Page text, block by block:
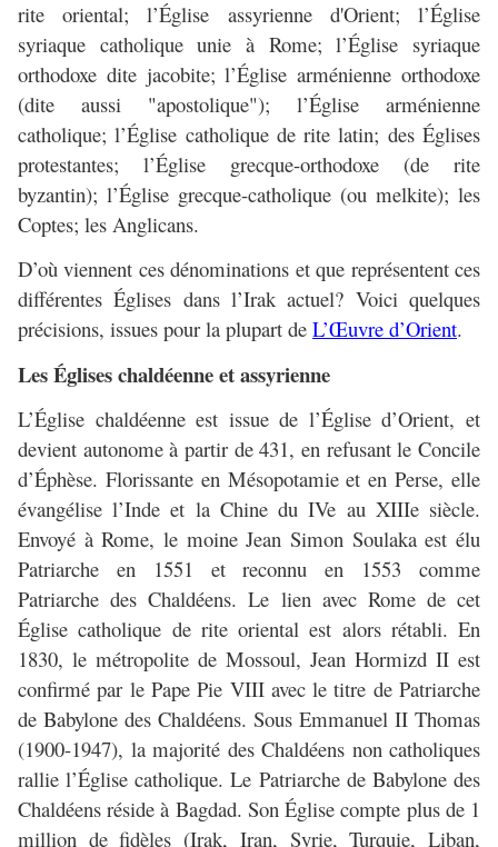
rite oriental; l’Église assyrienne d'Orient; l’Église
syriaque catholique unie à Rome; l’Église syriaque
orthodoxe dite jacobite; l’Église arménienne orthodoxe
(dite aussi "apostolique"); l’Église arménienne
catholique; l’Église catholique de rite latin; des Églises
protestantes; l’Église grecque-orthodoxe (de rite
byzantin); l’Église grecque-catholique (ou melkite); les
Coptes; les Anglicans.
D’où viennent ces dénominations et que représentent ces
différentes Églises dans l’Irak actuel? Voici quelques
précisions, issues pour la plupart de L’Œuvre d’Orient.
Les Églises chaldéenne et assyrienne
L’Église chaldéenne est issue de l’Église d’Orient, et
devient autonome à partir de 431, en refusant le Concile
d’Éphèse. Florissante en Mésopotamie et en Perse, elle
évangélise l’Inde et la Chine du IVe au XIIIe siècle.
Envoyé à Rome, le moine Jean Simon Soulaka est élu
Patriarche en 1551 et reconnu en 1553 comme
Patriarche des Chaldéens. Le lien avec Rome de cet
Église catholique de rite oriental est alors rétabli. En
1830, le métropolite de Mossoul, Jean Hormizd II est
confirmé par le Pape Pie VIII avec le titre de Patriarche
de Babylone des Chaldéens. Sous Emmanuel II Thomas
(1900-1947), la majorité des Chaldéens non catholiques
rallie l’Église catholique. Le Patriarche de Babylone des
Chaldéens réside à Bagdad. Son Église compte plus de 1
million de fidèles (Irak, Iran, Syrie, Turquie, Liban,